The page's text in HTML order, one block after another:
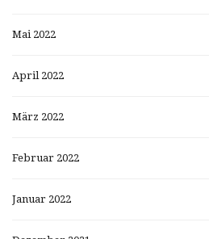
Mai 2022
April 2022
März 2022
Februar 2022
Januar 2022